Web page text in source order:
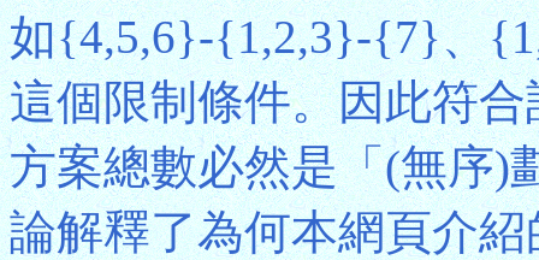
如{4,5,6}-{1,2,3}-{7}、
這個限制條件。因此符
方案總數必然是「(無序)
論解釋了為何本網頁介